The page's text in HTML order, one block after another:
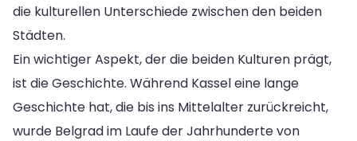
die kulturellen Unterschiede zwischen den beiden
Städten.
Ein wichtiger Aspekt, der die beiden Kulturen prägt,
ist die Geschichte. Während Kassel eine lange
Geschichte hat, die bis ins Mittelalter zurückreicht,
wurde Belgrad im Laufe der Jahrhunderte von